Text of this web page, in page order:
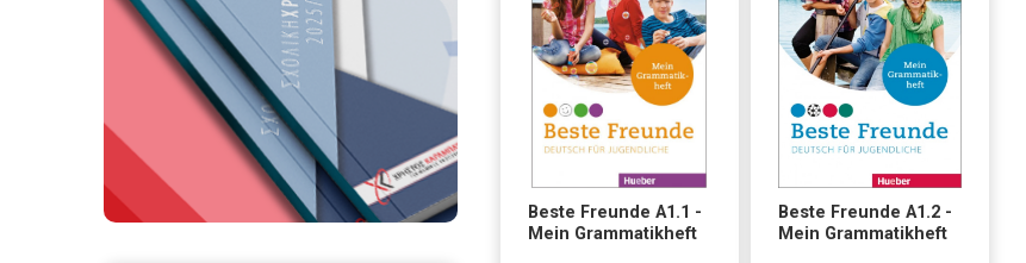
Beste Freunde A1.1 -
Mein Grammatikheft
Beste Freunde A1.2 -
Mein Grammatikheft